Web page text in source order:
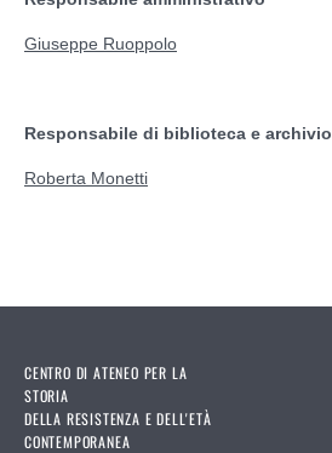
Giuseppe Ruoppolo
Responsabile di biblioteca e archivio
Roberta Monetti
CENTRO DI ATENEO PER LA
STORIA
DELLA RESISTENZA E DELL'ETÀ
CONTEMPORANEA